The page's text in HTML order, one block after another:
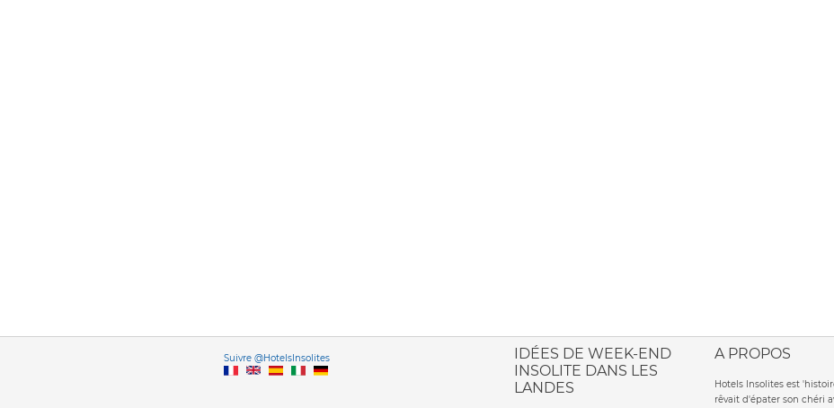
Suivre @HotelsInsolitesVersione italiana
IDÉES DE WEEK-END
INSOLITE DANS LES
LANDES
A PROPOS
Hotels Insolites est
rêvait d'épater son chéri